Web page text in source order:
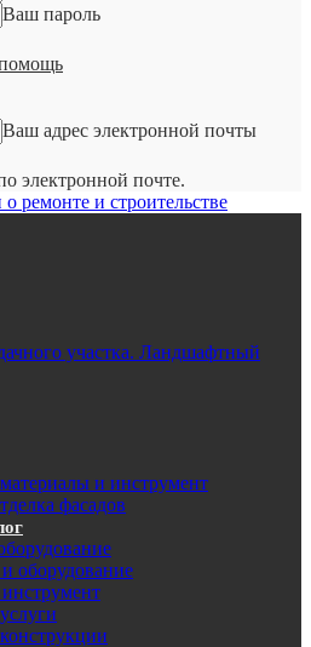
Ваш пароль
Ваш адрес электронной почты
электронной почте.
ремонте и строительстве
участка. Ландшафтный
и инструмент
фасадов
оборудование